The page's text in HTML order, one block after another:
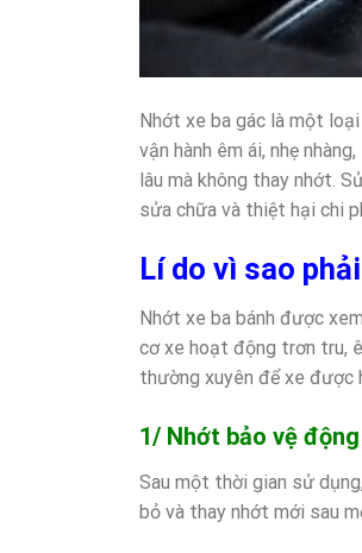
Nhớt xe ba gác là một
vận hành êm ái, nhẹ
lâu mà không thay nhớt.
sửa chữa và thiệt hại chi
Lí do vì sao
Nhớt xe ba bánh được
cơ xe hoạt động trơn tru,
thường xuyên để xe được
1/ Nhớt bảo vệ
Sau một thời gian sử
bỏ và thay nhớt mới sau